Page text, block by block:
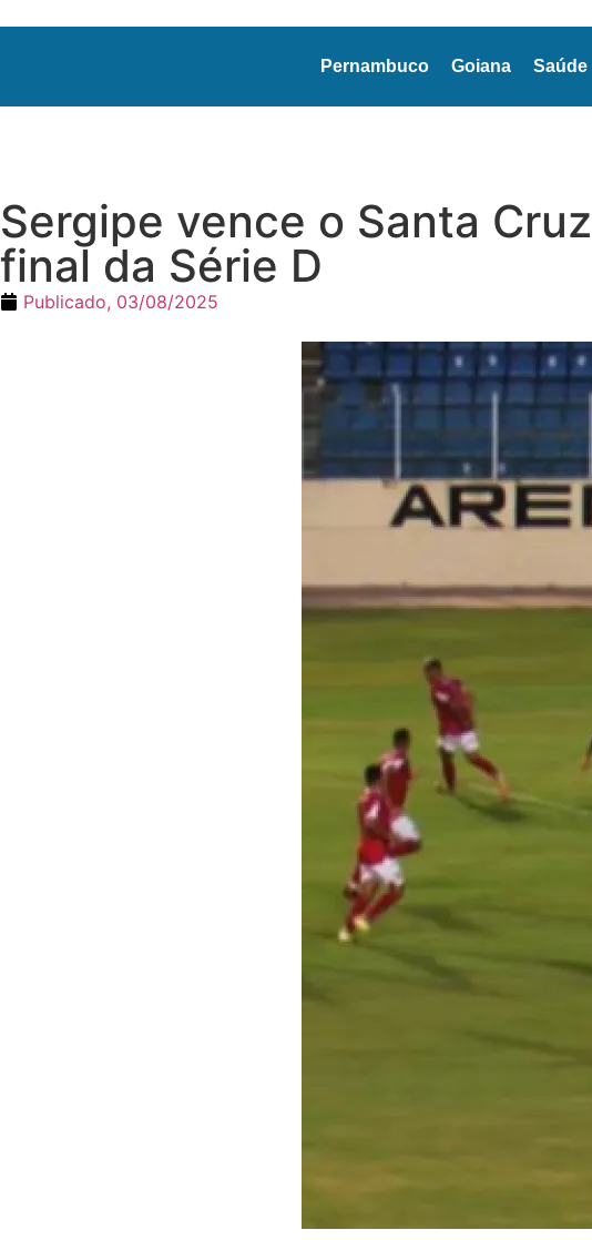
Pernambuco Goiana Saúde
Sergipe vence o Santa
final da Série D
Publicado, 03/08/2025